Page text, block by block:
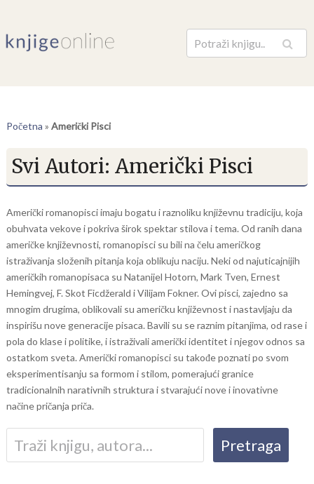
Pretraga
Početna » Američki Pisci
Svi Autori: Američki Pisci
Američki romanopisci imaju bogatu i raznoliku književnu tradiciju, koja
obuhvata vekove i pokriva širok spektar stilova i tema. Od ranih dana
američke književnosti, romanopisci su bili na čelu američkog
istraživanja složenih pitanja koja oblikuju naciju. Neki od najuticajnijih
američkih romanopisaca su Natanijel Hotorn, Mark Tven, Ernest
Hemingvej, F. Skot Ficdžerald i Vilijam Fokner. Ovi pisci, zajedno sa
mnogim drugima, oblikovali su američku književnost i nastavljaju da
inspirišu nove generacije pisaca. Bavili su se raznim pitanjima, od rase i
pola do klase i politike, i istraživali američki identitet i njegov odnos sa
ostatkom sveta. Američki romanopisci su takođe poznati po svom
eksperimentisanju sa formom i stilom, pomerajući granice
tradicionalnih narativnih struktura i stvarajući nove i inovativne
načine pričanja priča.